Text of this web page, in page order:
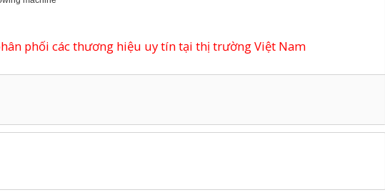
phối các thương hiệu uy tín tại thị trường Việt Nam